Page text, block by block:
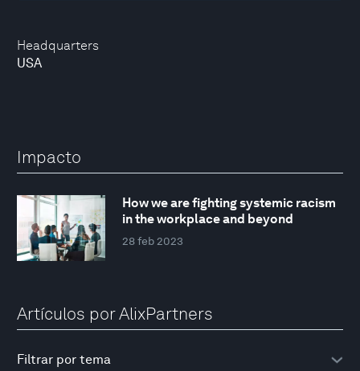
Headquarters
USA
Impacto
How we are fighting systemic racism
in the workplace and beyond
28 feb 2023
Artículos por AlixPartners